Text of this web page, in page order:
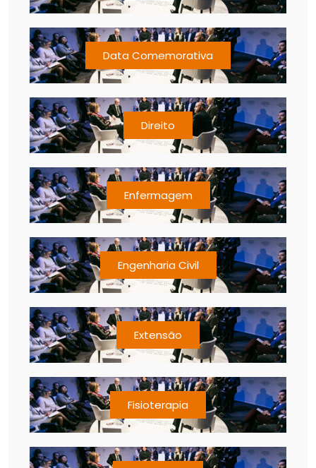
Data Comemorativa
Direito
Enfermagem
Engenharia Civil
Extensão
Fisioterapia